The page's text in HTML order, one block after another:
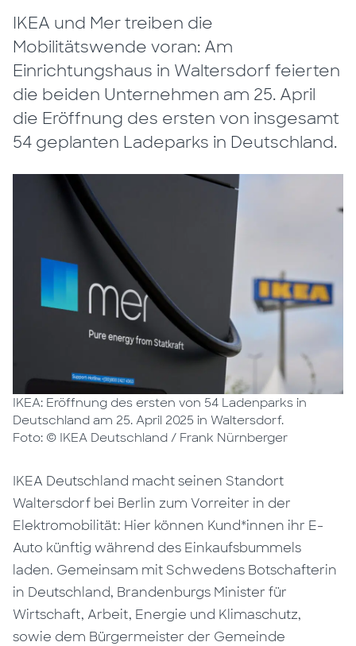
IKEA und Mer treiben die
Mobilitätswende voran: Am
Einrichtungshaus in Waltersdorf feierten
die beiden Unternehmen am 25. April
die Eröffnung des ersten von insgesamt
54 geplanten Ladeparks in Deutschland.
IKEA: Eröffnung des ersten von 54 Ladenparks in
Deutschland am 25. April 2025 in Waltersdorf.
Foto: © IKEA Deutschland / Frank Nürnberger
IKEA Deutschland macht seinen Standort
Waltersdorf bei Berlin zum Vorreiter in der
Elektromobilität: Hier können Kund*innen ihr E-
Auto künftig während des Einkaufsbummels
laden. Gemeinsam mit Schwedens Botschafterin
in Deutschland, Brandenburgs Minister für
Wirtschaft, Arbeit, Energie und Klimaschutz,
sowie dem Bürgermeister der Gemeinde